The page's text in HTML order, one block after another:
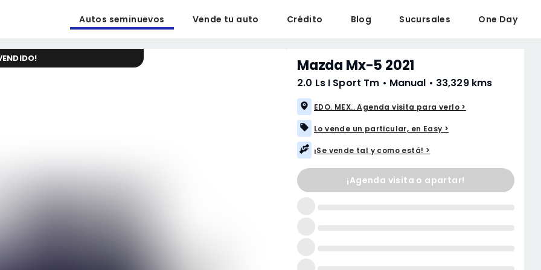
Autos seminuevos Vende tu auto Crédito Blog Sucursales One Day
! Mazda Mx-5 2021
2.0 Ls I Sport Tm • Manual • 33,329 kms
EDO. MEX.. Agenda visita para verlo >
Lo vende un particular, en Easy >
¡Se vende tal y como está! >
¡Agenda visita o apartar!